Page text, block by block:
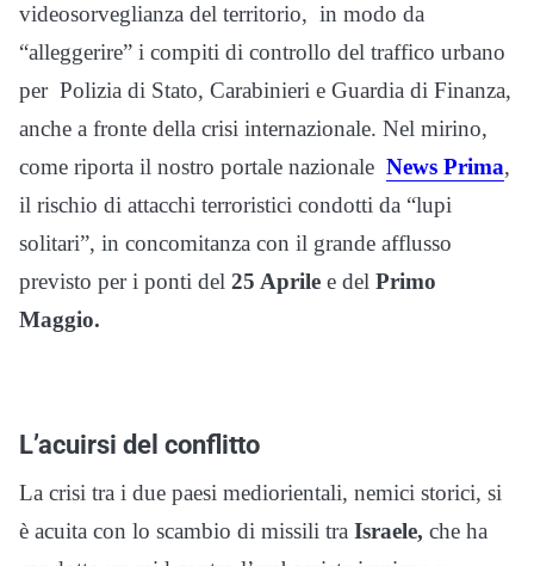
videosorveglianza del territorio, in modo da
“alleggerire” i compiti di controllo del traffico urbano
per Polizia di Stato, Carabinieri e Guardia di Finanza,
anche a fronte della crisi internazionale. Nel mirino,
come riporta il nostro portale nazionale News Prima,
il rischio di attacchi terroristici condotti da “lupi
solitari”, in concomitanza con il grande afflusso
previsto per i ponti del 25 Aprile e del Primo
Maggio.
L’acuirsi del conflitto
La crisi tra i due paesi mediorientali, nemici storici, si
è acuita con lo scambio di missili tra Israele, che ha